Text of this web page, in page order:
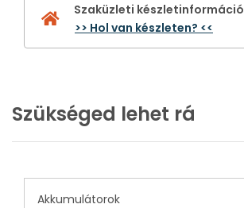
Szaküzleti készletinformáció
>> Hol van készleten? <<
Szükséged lehet rá
Akkumulátorok